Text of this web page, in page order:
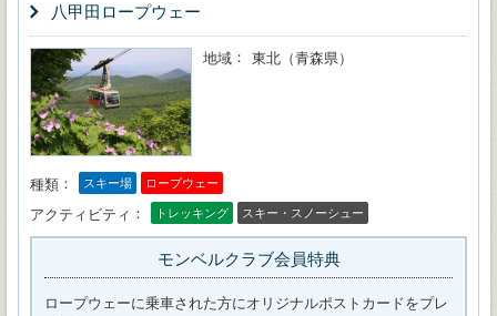
八甲田ロープウェー
地域 東北（青森県）
種類 スキー場 ロープウェー
アクティビティ トレッキング スキー・スノーシュー
モンベルクラブ会員特典
ロープウェーに乗車された方にオリジナルポストカードをプレ